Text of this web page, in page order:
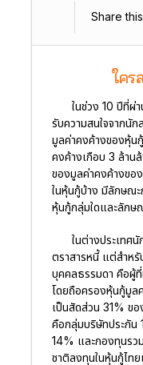
Share
ใคร
ในช่วง 10 ปีที่ผ่
รับความสนใจจากนั
มูลค่าคงค้างของหุ้น
คงค้างเกือบ 3 ล้าน
ของมูลค่าคงค้างขอ
ในหุ้นกู้บ้าง มีลักษณ
หุ้นกู้กลุ่มใดและลักษ
ในต่างประเทศ
ตราสารหนี้ แต่สำหรั
บุคคลธรรมดา คือผู้
โดยถือครองหุ้นกู้มูล
เป็นสัดส่วน 31% ข
คือกลุ่มบริษัทประกัน
14% และกองทุนรว
ชาติลงทุนในหุ้นกู้ไทย